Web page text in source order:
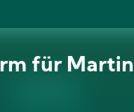
für Martin